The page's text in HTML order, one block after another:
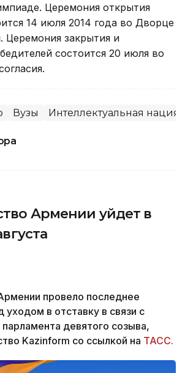
Церемония открытия
14 июля 2014 года во Дворце
Церемония закрытия и
состоится 20 июля во
Вузы Интеллектуальная нация
Армении уйдет в
провело последнее
уходом в отставку в связи с
девятого созыва,
Kazinform со ссылкой на ТАСС.